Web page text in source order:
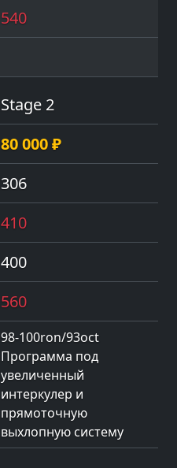
540
Stage 2
80 000 ₽
306
410
400
560
98-100ron/93oct
Программа под
увеличенный
интеркулер и
прямоточную
выхлопную систему